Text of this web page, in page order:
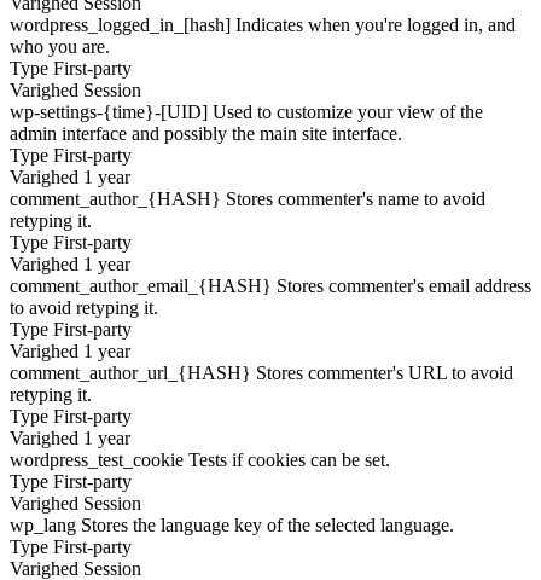
wordpress_logged_in_[hash] Indicates when you're logged in, and
who you are.
Type First-party
Varighed Session
wp-settings-{time}-[UID] Used to customize your view of the
admin interface and possibly the main site interface.
Type First-party
Varighed 1 year
comment_author_{HASH} Stores commenter's name to avoid
retyping it.
Type First-party
Varighed 1 year
comment_author_email_{HASH} Stores commenter's email address
to avoid retyping it.
Type First-party
Varighed 1 year
comment_author_url_{HASH} Stores commenter's URL to avoid
retyping it.
Type First-party
Varighed 1 year
wordpress_test_cookie Tests if cookies can be set.
Type First-party
Varighed Session
wp_lang Stores the language key of the selected language.
Type First-party
Varighed Session